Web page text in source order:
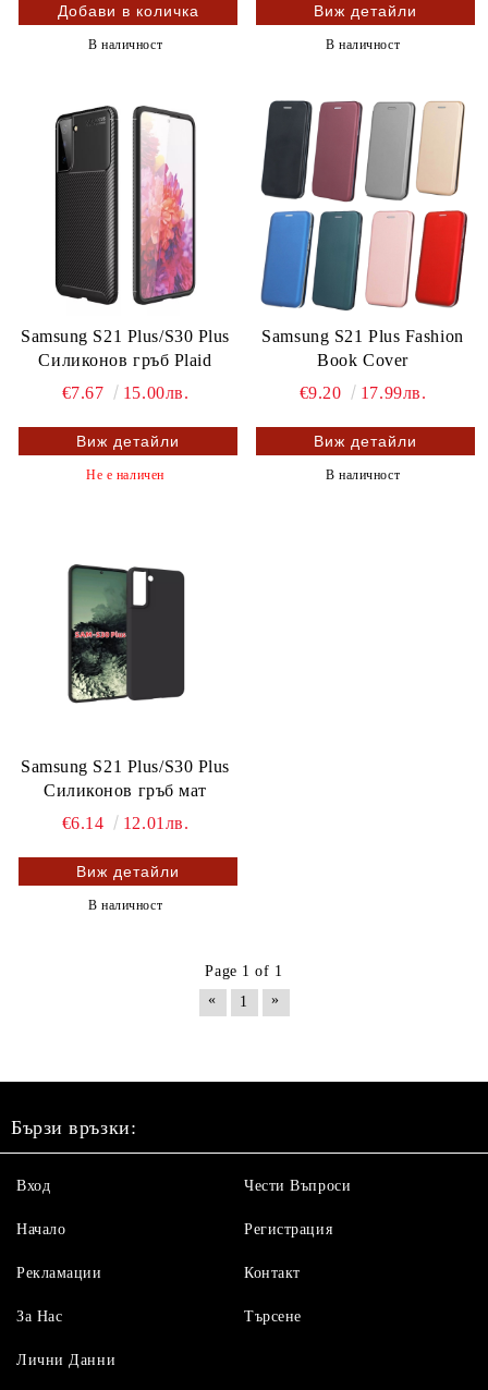
В наличност
Виж детайли
В наличност
Samsung S21 Plus/S30 Plus
Силиконов гръб Plaid
€7.67
15.00лв.
Виж детайли
Не е наличен
Samsung S21 Plus Fashion
Book Cover
€9.20
17.99лв.
Виж детайли
В наличност
Samsung S21 Plus/S30 Plus
Силиконов гръб мат
€6.14
12.01лв.
Виж детайли
В наличност
Page 1 of 1
«
1 »
Бързи връзки:
Вход
Начало
Рекламации
За Нас
Чести Въпроси
Регистрация
Контакт
Търсене
Лични Данни